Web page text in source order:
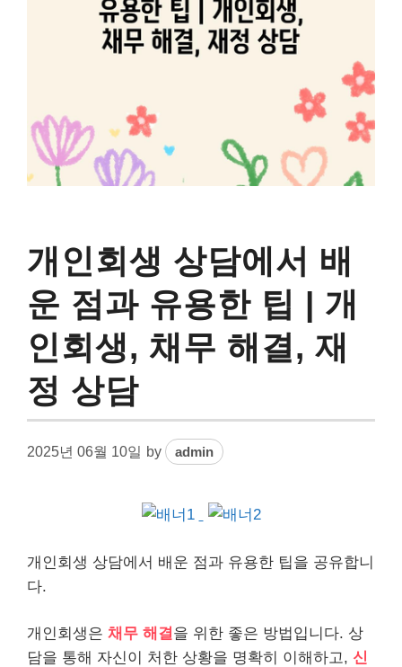
개인회생 상담에서 배
운 점과 유용한 팁 | 개
인회생, 채무 해결, 재
정 상담
2025년 06월 10일 by admin
개인 회생 상담에서 배운 점과 유용한 팁을 공유합니
다.
개인회생은 채무 해결을 위한 좋은 방법입니다. 상
담을 통해 자신이 처한 상황을 명확히 이해하고, 신